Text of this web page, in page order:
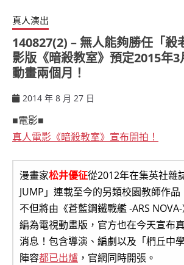
真人演出
140827(2) – 無人能夠勝任「
影版《暗殺教室》預定2015年
動畫兩個月！
2014 年 8 月 27 日
■電影■
真人電影《暗殺教室》宣布開拍！
漫畫家松井優征從2012年在集英社雜
JUMP」連載至今的另類校園教師作品
不但將由《蒼藍鋼鐵戰艦 -ARS NOVA-
編為電視動畫版，官方也在今天宣布
消息！包含導演、編劇以及「椚丘中
陣容都已出爐 ，官網同時開張。